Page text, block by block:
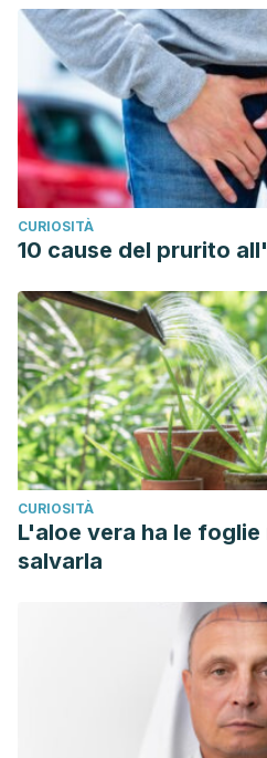
CURIOSITÀ
10 cause del prurito
CURIOSITÀ
L'aloe vera ha le
salvarla